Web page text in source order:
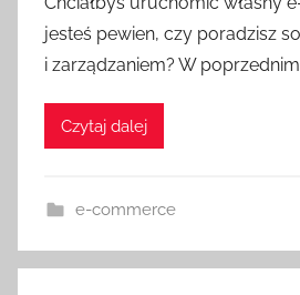
jesteś pewien, czy poradzisz
i zarządzaniem? W
Czytaj dalej
e-commerce